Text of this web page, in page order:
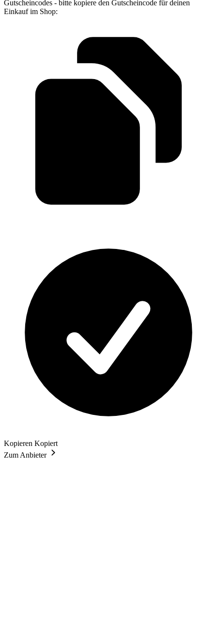
Gutscheincodes - bitte kopiere den Gutscheincode für deinen
Einkauf im Shop:
Kopieren Kopiert
Zum Anbieter